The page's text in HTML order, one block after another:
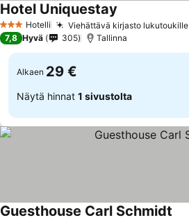
3 Tähtiluokitus
Hotelli Viehättävä kirjasto lukutoukille
Hotel Uniquestay
7,8 Hyvä 305 Tallinna
Alkaen 29 €
Näytä hinnat 1 sivustolta
Guesthouse Carl Schmidt